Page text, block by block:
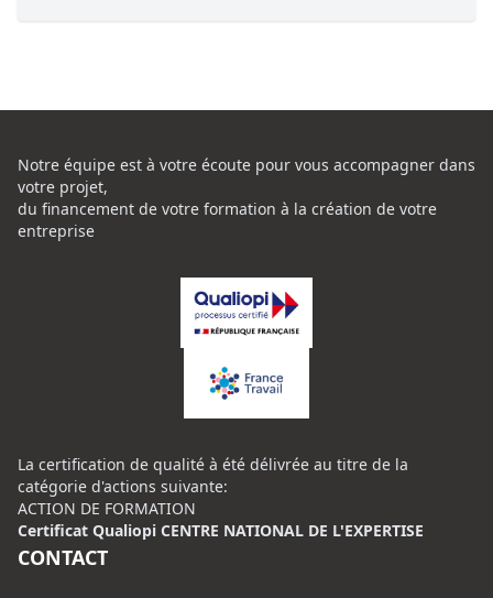
Notre équipe est à votre écoute pour vous accompagner dans
votre projet,
du financement de votre formation à la création de votre
entreprise
La certification de qualité à été délivrée au titre de la
catégorie d'actions suivante:
ACTION DE FORMATION
Certificat Qualiopi CENTRE NATIONAL DE L'EXPERTISE
CONTACT